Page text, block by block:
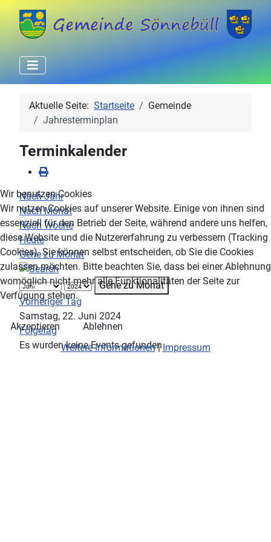
Aktuelle Seite: Startseite
Gemeinde
Jahresterminplan
Terminkalender
Nach Jahr
Nach Monat
Nach Woche
Heute
Gehe zu Monat
Gehe zu Monat
Vorheriger Tag
Samstag, 22. Juni 2024
Folgetag
Es wurden keine Events gefunden
Wir benutzen Cookies
Wir nutzen Cookies auf unserer Website. Einige von ihnen sind
essenziell für den Betrieb der Seite, während andere uns helfen,
diese Website und die Nutzererfahrung zu verbessern (Tracking
Cookies). Sie können selbst entscheiden, ob Sie die Cookies
zulassen möchten. Bitte beachten Sie, dass bei einer Ablehnung
womöglich nicht mehr alle Funktionalitäten der Seite zur
Verfügung stehen.
Akzeptieren
Ablehnen
Weitere Informationen|Impressum